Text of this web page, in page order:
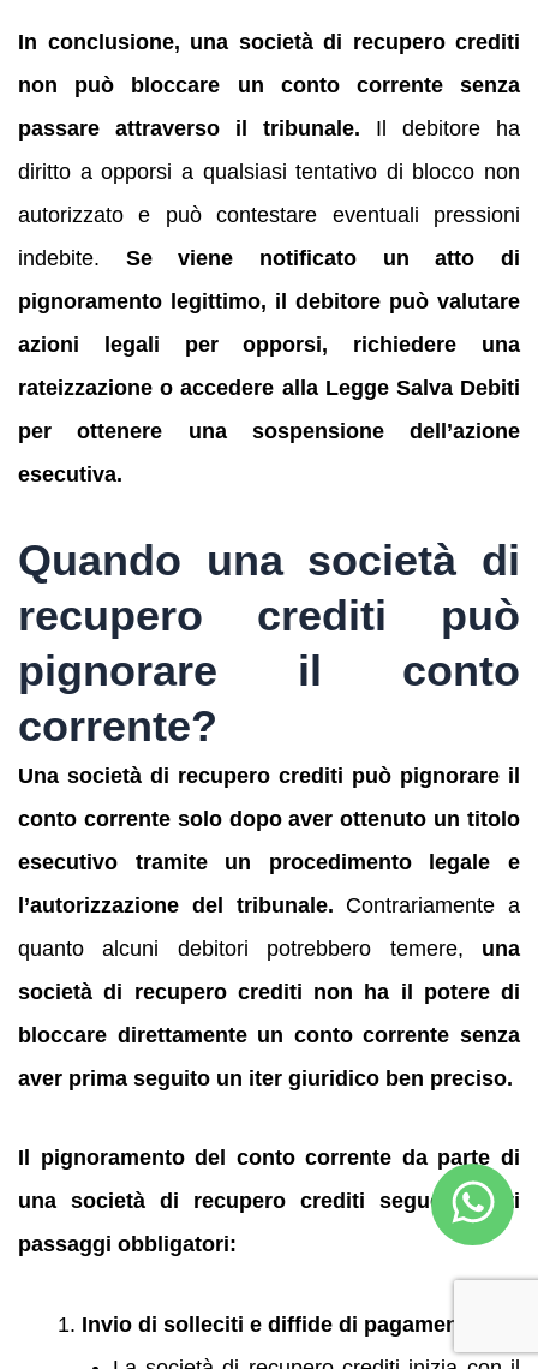
In conclusione, una società di recupero crediti
non può bloccare un conto corrente senza
passare attraverso il tribunale. Il debitore ha
diritto a opporsi a qualsiasi tentativo di blocco non
autorizzato e può contestare eventuali pressioni
indebite. Se viene notificato un atto di
pignoramento legittimo, il debitore può valutare
azioni legali per opporsi, richiedere una
rateizzazione o accedere alla Legge Salva Debiti
per ottenere una sospensione dell’azione
esecutiva.
Quando una società di
recupero crediti può
pignorare il conto
corrente?
Una società di recupero crediti può pignorare il
conto corrente solo dopo aver ottenuto un titolo
esecutivo tramite un procedimento legale e
l’autorizzazione del tribunale. Contrariamente a
quanto alcuni debitori potrebbero temere, una
società di recupero crediti non ha il potere di
bloccare direttamente un conto corrente senza
aver prima seguito un iter giuridico ben preciso.
Il pignoramento del conto corrente da parte di
una società di recupero crediti segue questi
passaggi obbligatori:
Invio di solleciti e diffide di pagamento